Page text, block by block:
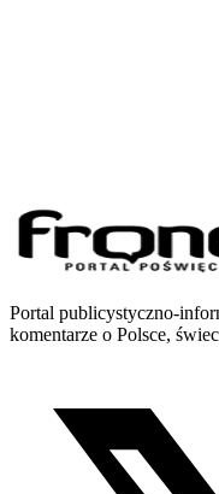
Portal publicystyczno-
komentarze o Polsce,